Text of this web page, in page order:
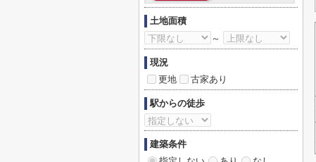
土地面積
～
現況
更地
古家あり
駅からの徒歩
建築条件